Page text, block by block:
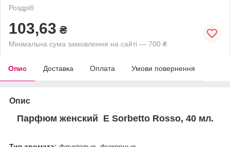
Роздріб
103,63 ₴
Мінімальна сума замовлення на сайті — 700 ₴
Опис Доставка Оплата Умови повернення
Опис
Парфюм женский E Sorbetto Rosso, 40 мл.